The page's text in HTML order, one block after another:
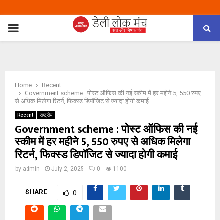
PRIMARY
Home
Recent
Government scheme : पोस्ट ऑफिस की नई स्कीम में हर महीने 5, 550 रुपए
से अधिक मिलेगा रिटर्न, फिक्स्ड डिपॉजिट से ज्यादा होगी कमाई
Recent राष्ट्रीय
Government scheme : पोस्ट ऑफिस की नई
स्कीम में हर महीने 5, 550 रुपए से अधिक मिलेगा
रिटर्न, फिक्स्ड डिपॉजिट से ज्यादा होगी कमाई
by admin July 2, 2025 0 1100
SHARE 0